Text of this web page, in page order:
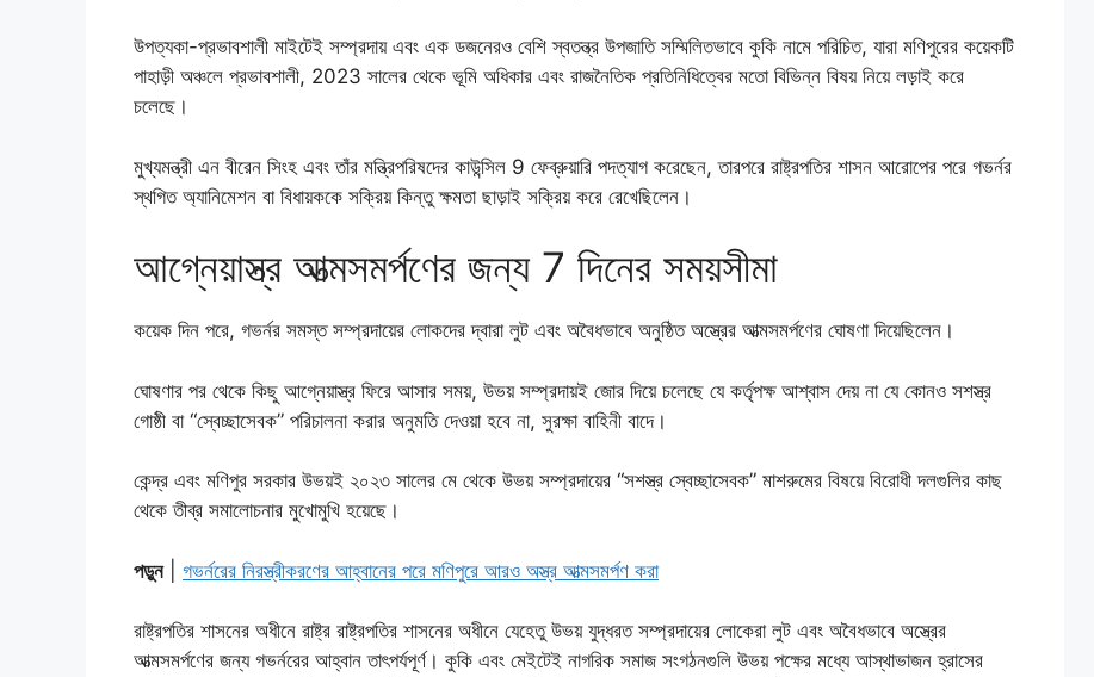
উপত্যকা-প্রভাবশালী মাইটেই সম্প্রদায় এবং এক ডজনেরও বেশি স্বতন্ত্র উপজাতি সম্মিলিতভাবে কুকি নামে পরিচিত, যারা মণিপুরের কয়েকটি
পাহাড়ী অঞ্চলে প্রভাবশালী, 2023 সালের থেকে ভূমি অধিকার এবং রাজনৈতিক প্রতিনিধিত্বের মতো বিভিন্ন বিষয় নিয়ে লড়াই করে
চলেছে।
মুখ্যমন্ত্রী এন বীরেন সিংহ এবং তাঁর মন্ত্রিপরিষদের কাউন্সিল 9 ফেব্রুয়ারি পদত্যাগ করেছেন, তারপরে রাষ্ট্রপতির শাসন আরোপের পরে গভর্নর
স্থগিত অ্যানিমেশন বা বিধায়ককে সক্রিয় কিন্তু ক্ষমতা ছাড়াই সক্রিয় করে রেখেছিলেন।
আগ্নেয়াস্ত্র আত্মসমর্পণের জন্য 7 দিনের সময়সীমা
কয়েক দিন পরে, গভর্নর সমস্ত সম্প্রদায়ের লোকদের দ্বারা লুট এবং অবৈধভাবে অনুষ্ঠিত অস্ত্রের আত্মসমর্পণের ঘোষণা দিয়েছিলেন।
ঘোষণার পর থেকে কিছু আগ্নেয়াস্ত্র ফিরে আসার সময়, উভয় সম্প্রদায়ই জোর দিয়ে চলেছে যে কর্তৃপক্ষ আশ্বাস দেয় না যে কোনও সশস্ত্র
গোষ্ঠী বা “স্বেচ্ছাসেবক” পরিচালনা করার অনুমতি দেওয়া হবে না, সুরক্ষা বাহিনী বাদে।
কেন্দ্র এবং মণিপুর সরকার উভয়ই ২০২৩ সালের মে থেকে উভয় সম্প্রদায়ের “সশস্ত্র স্বেচ্ছাসেবক” মাশরুমের বিষয়ে বিরোধী দলগুলির কাছ
থেকে তীব্র সমালোচনার মুখোমুখি হয়েছে।
পড়ুন| গভর্নরের নিরস্ত্রীকরণের আহ্বানের পরে মণিপুরে আরও অস্ত্র আত্মসমর্পণ করা
রাষ্ট্রপতির শাসনের অধীনে রাষ্ট্র রাষ্ট্রপতির শাসনের অধীনে যেহেতু উভয় যুদ্ধরত সম্প্রদায়ের লোকেরা লুট এবং অবৈধভাবে অস্ত্রের
আত্মসমর্পণের জন্য গভর্নরের আহ্বান তাৎপর্যপূর্ণ। কুকি এবং মেইটেই নাগরিক সমাজ সংগঠনগুলি উভয় পক্ষের মধ্যে আস্থাভাজন হ্রাসের